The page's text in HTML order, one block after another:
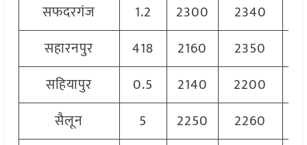
सफदरगंज
1.2 2300 2340
सहारनपुर
418 2160 2350
सहियापुर
0.5 2140 2200
सैलून
5 2250 2260